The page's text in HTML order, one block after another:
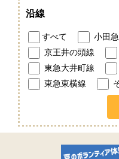
沿線
すべて 小田
京王井の頭線
東急大井町線
東急東横線